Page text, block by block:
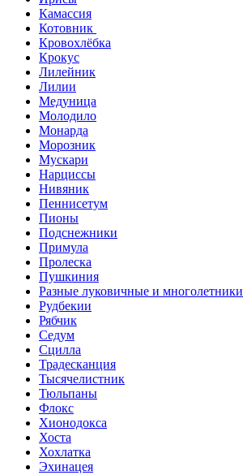
Камассия
Котовник
Кровохлёбка
Крокус
Лилейник
Лилии
Медуница
Молодило
Монарда
Морозник
Мускари
Нарциссы
Нивяник
Пеннисетум
Пионы
Подснежники
Примула
Пролеска
Пушкиния
Разные луковичные и многолетники
Рудбекии
Рябчик
Седум
Сцилла
Традесканция
Тысячелистник
Тюльпаны
Флокс
Хионодокса
Хоста
Хохлатка
Эхинацея